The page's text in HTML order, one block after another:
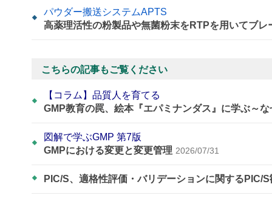
パウダー搬送システムAPTS
高薬理活性の粉製品や無菌粉末をRTPを用いてブ
こちらの記事もご覧ください
【コラム】品質人を育てる
GMP教育の罠、絵本『エパミナンダス』に学ぶ～
図解で学ぶGMP 第7版
GMPにおける変更と変更管理 2026/07/31
PIC/S、適格性評価・バリデーションに関するPIC/